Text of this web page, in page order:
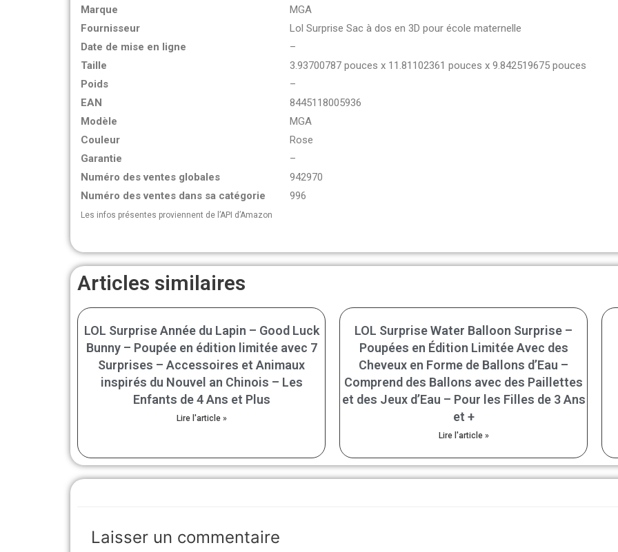
Marque
MGA
Fournisseur
Lol Surprise Sac à dos en 3D pour école maternelle
Date de mise en ligne
–
Taille
3.93700787 pouces x 11.81102361 pouces x 9.842519675 pouces
Poids
–
EAN
8445118005936
Modèle
MGA
Couleur
Rose
Garantie
–
Numéro des ventes globales
942970
Numéro des ventes dans sa catégorie
996
Les infos présentes proviennent de l’API d’Amazon
Articles similaires
LOL Surprise Année du Lapin – Good Luck
Bunny – Poupée en édition limitée avec 7
Surprises – Accessoires et Animaux
inspirés du Nouvel an Chinois – Les
Enfants de 4 Ans et Plus
Lire l'article »
LOL Surprise Water Balloon Surprise –
Poupées en Édition Limitée Avec des
Cheveux en Forme de Ballons d’Eau –
Comprend des Ballons avec des Paillettes
et des Jeux d’Eau – Pour les Filles de 3 Ans
et +
Lire l'article »
Laisser un commentaire